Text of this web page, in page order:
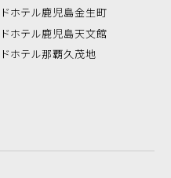
ホテル鹿児島金生町
ホテル鹿児島天文館
ホテル那覇久茂地